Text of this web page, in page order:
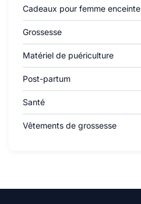
Cadeaux pour femme enceinte
Grossesse
Matériel de puériculture
Post-partum
Santé
Vêtements de grossesse